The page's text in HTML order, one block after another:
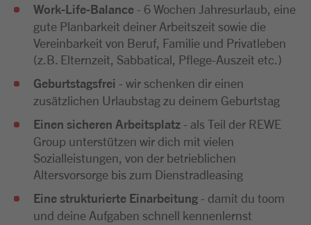
Work-Life-Balance - 6 Wochen Jahresurlaub, eine
gute Planbarkeit deiner Arbeitszeit sowie die
Vereinbarkeit von Beruf, Familie und Privatleben
(z.B. Elternzeit, Sabbatical, Pflege-Auszeit etc.)
Geburtstagsfrei - wir schenken dir einen
zusätzlichen Urlaubstag zu deinem Geburtstag
Einen sicheren Arbeitsplatz - als Teil der REWE
Group unterstützen wir dich mit vielen
Sozialleistungen, von der betrieblichen
Altersvorsorge bis zum Dienstradleasing
Eine strukturierte Einarbeitung - damit du toom
und deine Aufgaben schnell kennenlernst